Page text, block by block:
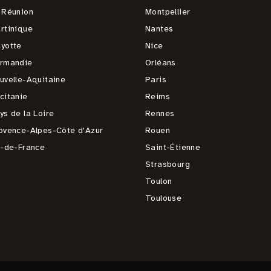
Aquitaine
de la Loire
Alpes-Côte d'Azur
de-France
Montpellier
Nantes
Nice
Orléans
Paris
Reims
Rennes
Rouen
Saint-Étienne
Strasbourg
Toulon
Toulouse